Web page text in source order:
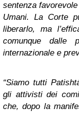
sentenza
Umani. La Corte
liberarlo, ma
comunque dalle
internazionale e
“Siamo tutti
gli attivisti dei
che, dopo la